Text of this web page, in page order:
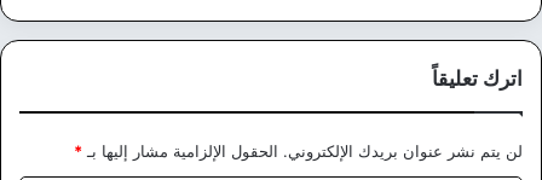
اترك تعليقاً
لن يتم نشر عنوان بريدك الإلكتروني. الحقول الإلزامية مشار إليها بـ*